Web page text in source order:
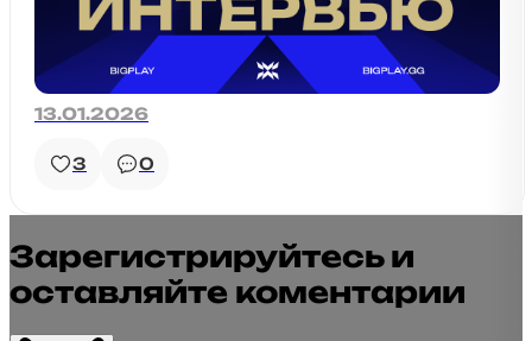
13.01.2026
3 0
Зарегистрируйтесь и
оставляйте коментарии